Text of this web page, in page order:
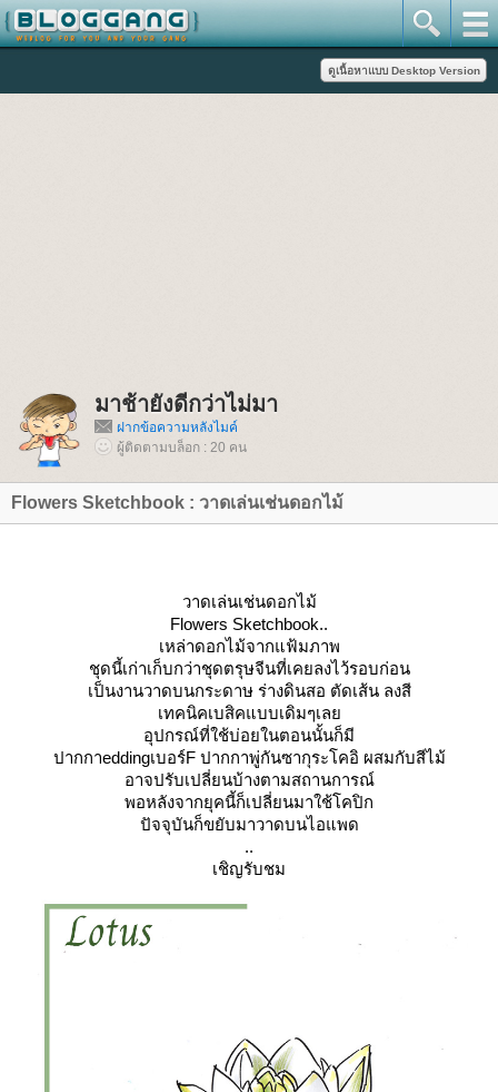
มาช้ายังดีกว่าไม่มา
ฝากข้อความหลังไมค์
ผู้ติดตามบล็อก : 20 คน
Flowers Sketchbook : วาดเล่นเช่นดอกไม้
วาดเล่นเช่นดอกไม้
Flowers Sketchbook..
เหล่าดอกไม้จากแฟ้มภาพ
ชุดนี้เก่าเก็บกว่าชุดตรุษจีนที่เคยลงไว้รอบก่อน
เป็นงานวาดบนกระดาษ ร่างดินสอ ตัดเส้น ลงสี
เทคนิคเบสิคแบบเดิมๆเล
อุปกรณ์ที่ใช้บ่อยในตอนนั้นก็มี
ปากกาeddingเบอร์F ปากกาพู่กันซากุระโคอิ ผสมกับสีไม้
อาจปรับเปลี่ยนบ้างตามสถานการณ์
พอหลังจากยุคนี้ก็เปลี่ยนมาใช้โคปิก
ปัจจุบันก็ขยับมาวาดบนไอแพด
..
เชิญรับชม